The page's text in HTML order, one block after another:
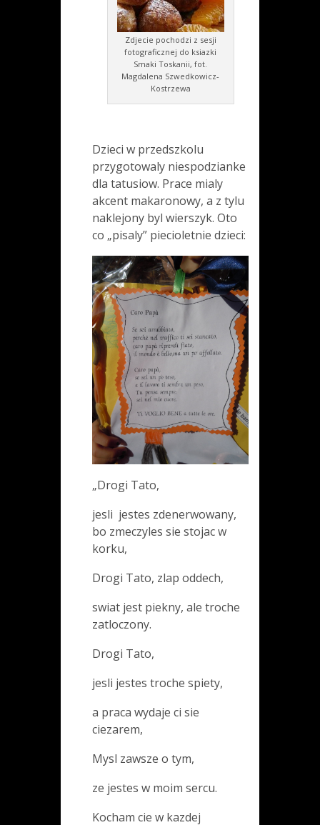
Zdjecie pochodzi z sesji
fotograficznej do ksiazki
Smaki Toskanii, fot.
Magdalena Szwedkowicz-
Kostrzewa
Dzieci w przedszkolu
przygotowaly niespodzianke
dla tatusiow. Prace mialy
akcent makaronowy, a z tylu
naklejony byl wierszyk. Oto
co „pisaly” piecioletnie dzieci:
„Drogi Tato,
jesli jestes zdenerwowany,
bo zmeczyles sie stojac w
korku,
Drogi Tato, zlap oddech,
swiat jest piekny, ale troche
zatloczony.
Drogi Tato,
jesli jestes troche spiety,
a praca wydaje ci sie
ciezarem,
Mysl zawsze o tym,
ze jestes w moim sercu.
Kocham cie w kazdej